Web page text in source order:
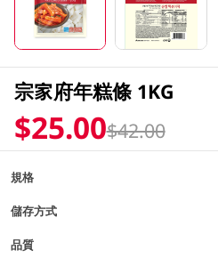
宗家府年糕條 1KG
$25.00$42.00
規格
儲存方式
品質